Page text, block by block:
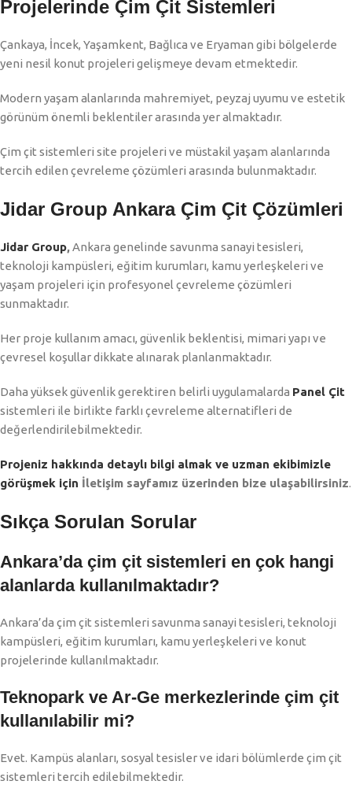
Projelerinde Çim Çit Sistemleri
Çankaya, İncek, Yaşamkent, Bağlıca ve Eryaman gibi bölgelerde
yeni nesil konut projeleri gelişmeye devam etmektedir.
Modern yaşam alanlarında mahremiyet, peyzaj uyumu ve estetik
görünüm önemli beklentiler arasında yer almaktadır.
Çim çit sistemleri site projeleri ve müstakil yaşam alanlarında
tercih edilen çevreleme çözümleri arasında bulunmaktadır.
Jidar Group Ankara Çim Çit Çözümleri
Jidar Group,Ankara genelinde savunma sanayi tesisleri,
teknoloji kampüsleri, eğitim kurumları, kamu yerleşkeleri ve
yaşam projeleri için profesyonel çevreleme çözümleri
sunmaktadır.
Her proje kullanım amacı, güvenlik beklentisi, mimari yapı ve
çevresel koşullar dikkate alınarak planlanmaktadır.
Daha yüksek güvenlik gerektiren belirli uygulamalarda Panel Çit
sistemleri ile birlikte farklı çevreleme alternatifleri de
değerlendirilebilmektedir.
Projeniz hakkında detaylı bilgi almak ve uzman ekibimizle
görüşmek için İletişim sayfamız üzerinden bize ulaşabilirsiniz.
Sıkça Sorulan Sorular
Ankara’da çim çit sistemleri en çok hangi
alanlarda kullanılmaktadır?
Ankara’da çim çit sistemleri savunma sanayi tesisleri, teknoloji
kampüsleri, eğitim kurumları, kamu yerleşkeleri ve konut
projelerinde kullanılmaktadır.
Teknopark ve Ar-Ge merkezlerinde çim çit
kullanılabilir mi?
Evet. Kampüs alanları, sosyal tesisler ve idari bölümlerde çim çit
sistemleri tercih edilebilmektedir.